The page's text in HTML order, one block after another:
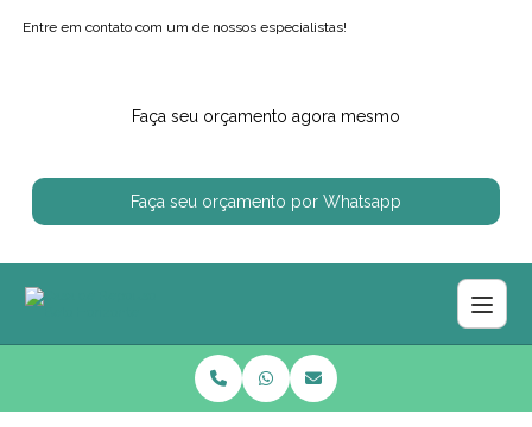
Entre em contato com um de nossos especialistas!
Faça seu orçamento agora mesmo
Faça seu orçamento por Whatsapp